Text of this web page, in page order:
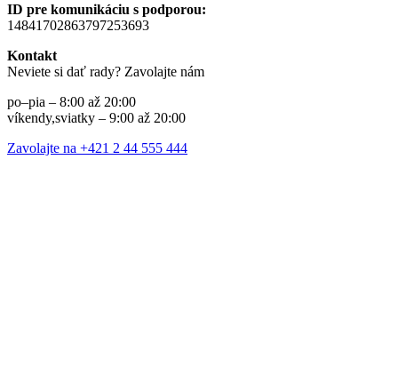
ID pre komunikáciu s podporou:
14841702863797253693
Kontakt
Neviete si dať rady? Zavolajte nám
po–pia – 8:00 až 20:00
víkendy,sviatky – 9:00 až 20:00
Zavolajte na +421 2 44 555 444